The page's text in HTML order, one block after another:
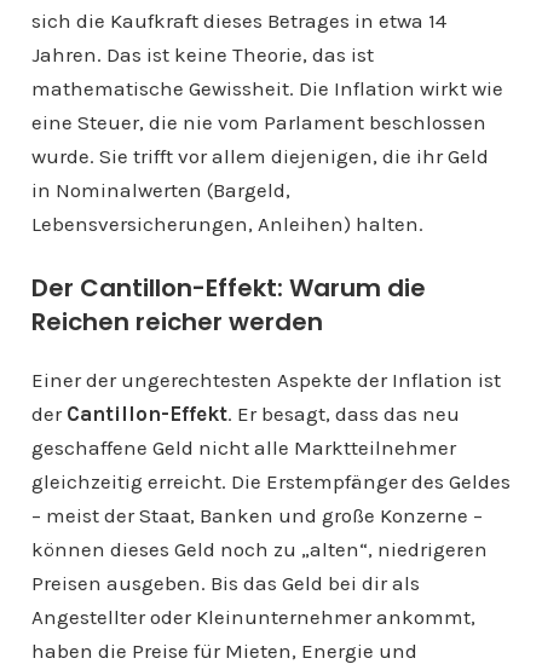
sich die Kaufkraft dieses Betrages in etwa 14
Jahren. Das ist keine Theorie, das ist
mathematische Gewissheit. Die Inflation wirkt wie
eine Steuer, die nie vom Parlament beschlossen
wurde. Sie trifft vor allem diejenigen, die ihr Geld
in Nominalwerten (Bargeld,
Lebensversicherungen, Anleihen) halten.
Der Cantillon-Effekt: Warum die
Reichen reicher werden
Einer der ungerechtesten Aspekte der Inflation ist
der Cantillon-Effekt. Er besagt, dass das neu
geschaffene Geld nicht alle Marktteilnehmer
gleichzeitig erreicht. Die Erstempfänger des Geldes
– meist der Staat, Banken und große Konzerne –
können dieses Geld noch zu „alten“, niedrigeren
Preisen ausgeben. Bis das Geld bei dir als
Angestellter oder Kleinunternehmer ankommt,
haben die Preise für Mieten, Energie und